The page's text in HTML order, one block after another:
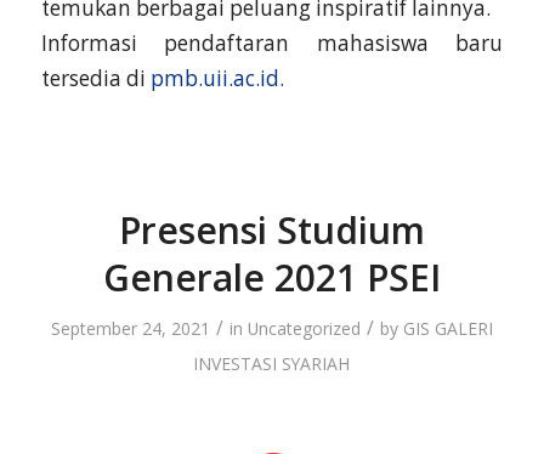
temukan berbagai peluang inspiratif lainnya.
Informasi pendaftaran mahasiswa baru
tersedia di pmb.uii.ac.id.
Presensi Studium
Generale 2021 PSEI
September 24, 2021 / in Uncategorized / by GIS GALERI
INVESTASI SYARIAH